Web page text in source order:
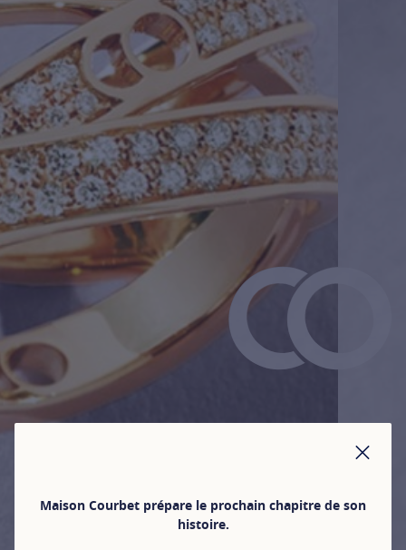
Maison Courbet prépare le prochain chapitre de son
histoire.